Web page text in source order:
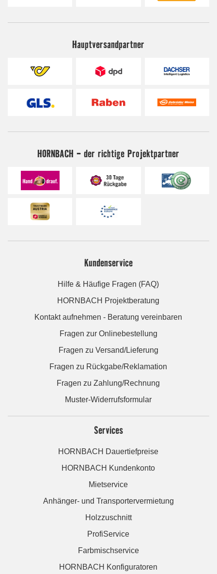
Hauptversandpartner
HORNBACH - der richtige Projektpartner
Kundenservice
Hilfe & Häufige Fragen (FAQ)
HORNBACH Projektberatung
Kontakt aufnehmen - Beratung vereinbaren
Fragen zur Onlinebestellung
Fragen zu Versand/Lieferung
Fragen zu Rückgabe/Reklamation
Fragen zu Zahlung/Rechnung
Muster-Widerrufsformular
Services
HORNBACH Dauertiefpreise
HORNBACH Kundenkonto
Mietservice
Anhänger- und Transportervermietung
Holzzuschnitt
ProfiService
Farbmischservice
HORNBACH Konfiguratoren